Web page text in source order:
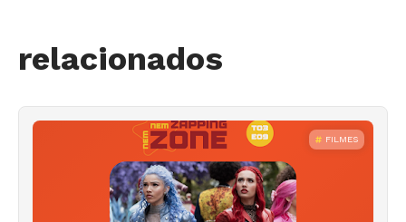
relacionados
FILMES